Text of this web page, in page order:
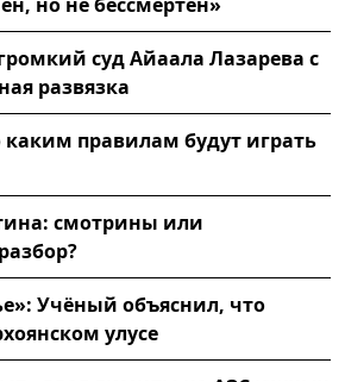
суд Айаала Лазарева с
развязка
каким правилам будут играть
смотрины или
Учёный объяснил, что
улусе